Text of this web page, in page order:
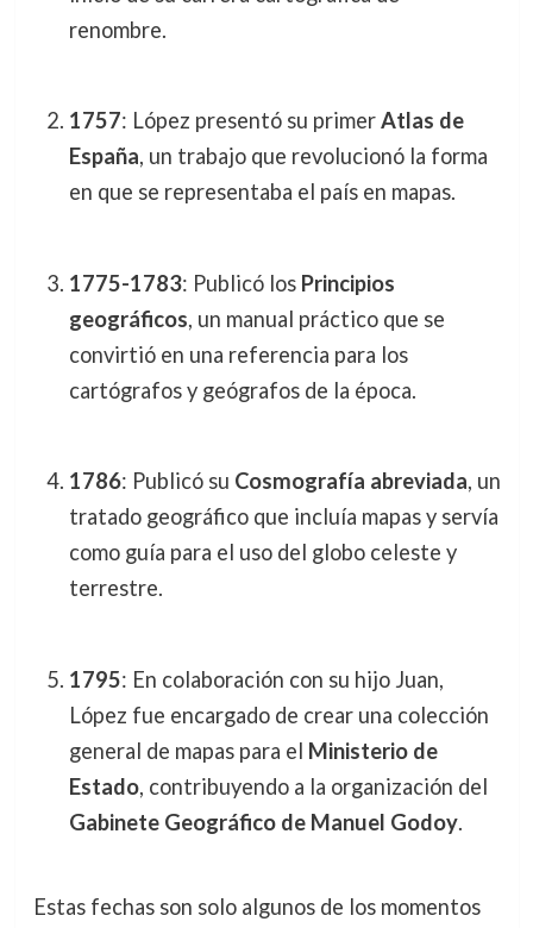
renombre.
1757: López presentó su primerAtlas de
España, un trabajo que revolucionó la forma
en que se representaba el país en mapas.
1775-1783: Publicó los Principios
geográficos, un manual práctico que se
convirtió en una referencia para los
cartógrafos y geógrafos de la época.
1786: Publicó su Cosmografía abreviada, un
tratado geográfico que incluía mapas y servía
como guía para el uso del globo celeste y
terrestre.
1795: En colaboración con su hijo Juan,
López fue encargado de crear una colección
general de mapas para el Ministerio de
Estado, contribuyendo a la organización del
Gabinete Geográfico de Manuel Godoy.
Estas fechas son solo algunos de los momentos